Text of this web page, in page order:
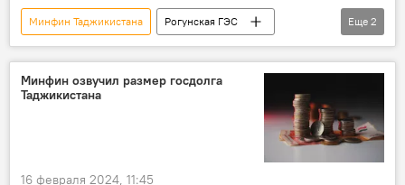
Минфин Таджикистана
Рогунская ГЭС
Таджикистан
Экономика
Еще 2
Минфин озвучил размер госдолга
Таджикистана
16 февраля 2024, 11:45